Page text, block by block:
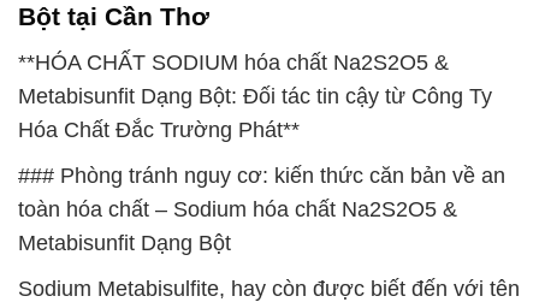
Bột tại Cần Thơ
**HÓA CHẤT SODIUM hóa chất Na2S2O5 &
Metabisunfit Dạng Bột: Đối tác tin cậy từ Công Ty
Hóa Chất Đắc Trường Phát**
### Phòng tránh nguy cơ: kiến thức căn bản về an
toàn hóa chất – Sodium hóa chất Na2S2O5 &
Metabisunfit Dạng Bột
Sodium Metabisulfite, hay còn được biết đến với tên